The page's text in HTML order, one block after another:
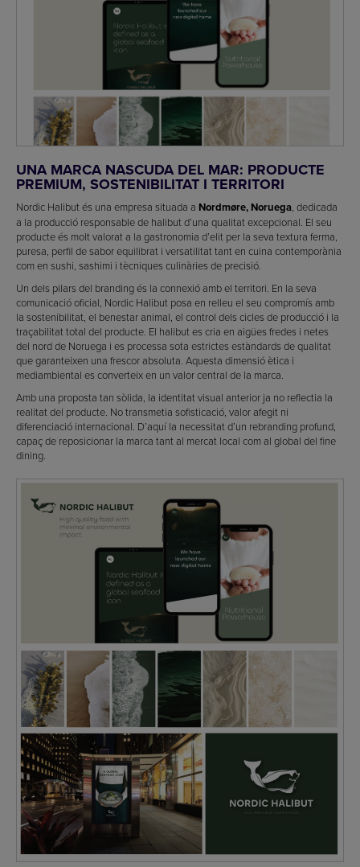
UNA MARCA NASCUDA DEL MAR: PRODUCTE
PREMIUM, SOSTENIBILITAT I TERRITORI
Nordic Halibut és una empresa situada a Nordmøre, Noruega, dedicada
a la producció responsable de halibut d’una qualitat excepcional. El seu
producte és molt valorat a la gastronomia d’elit per la seva textura ferma,
puresa, perfil de sabor equilibrat i versatilitat tant en cuina contemporània
com en sushi, sashimi i tècniques culinàries de precisió.
Un dels pilars del branding és la connexió amb el territori. En la seva
comunicació oficial, Nordic Halibut posa en relleu el seu compromís amb
la sostenibilitat, el benestar animal, el control dels cicles de producció i la
traçabilitat total del producte. El halibut es cria en aigües fredes i netes
del nord de Noruega i es processa sota estrictes estàndards de qualitat
que garanteixen una frescor absoluta. Aquesta dimensió ètica i
mediambiental es converteix en un valor central de la marca.
Amb una proposta tan sòlida, la identitat visual anterior ja no reflectia la
realitat del producte. No transmetia sofisticació, valor afegit ni
diferenciació internacional. D’aquí la necessitat d’un rebranding profund,
capaç de reposicionar la marca tant al mercat local com al global del fine
dining.